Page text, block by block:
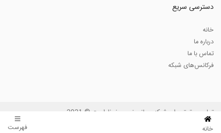
خانه فهرست
دسترسی سریع
خانه
درباره ما
تماس با ما
فرکانس‌های شبکه
تمامی حقوق برای شبکه جهانی نور محفوظ است © 2021